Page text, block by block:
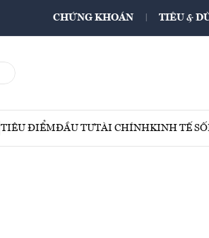
CHỨNG KHOÁN TIÊU &
TIÊU ĐIỂMĐẦU TƯTÀI CHÍNHKINH TẾ SỐ